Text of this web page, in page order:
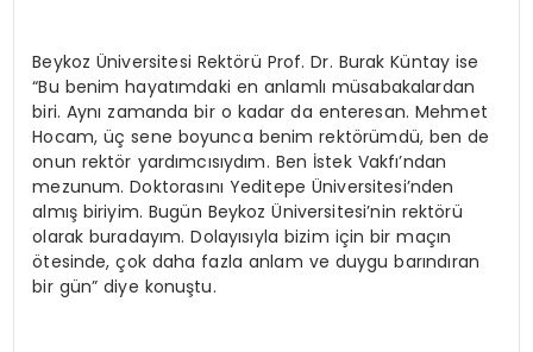
Beykoz Üniversitesi Rektörü Prof. Dr. Burak Küntay ise
“Bu benim hayatımdaki en anlamlı müsabakalardan
biri. Aynı zamanda bir o kadar da enteresan. Mehmet
Hocam, üç sene boyunca benim rektörümdü, ben de
onun rektör yardımcısıydım. Ben İstek Vakfı’ndan
mezunum. Doktorasını Yeditepe Üniversitesi’nden
almış biriyim. Bugün Beykoz Üniversitesi’nin rektörü
olarak buradayım. Dolayısıyla bizim için bir maçın
ötesinde, çok daha fazla anlam ve duygu barındıran
bir gün” diye konuştu.